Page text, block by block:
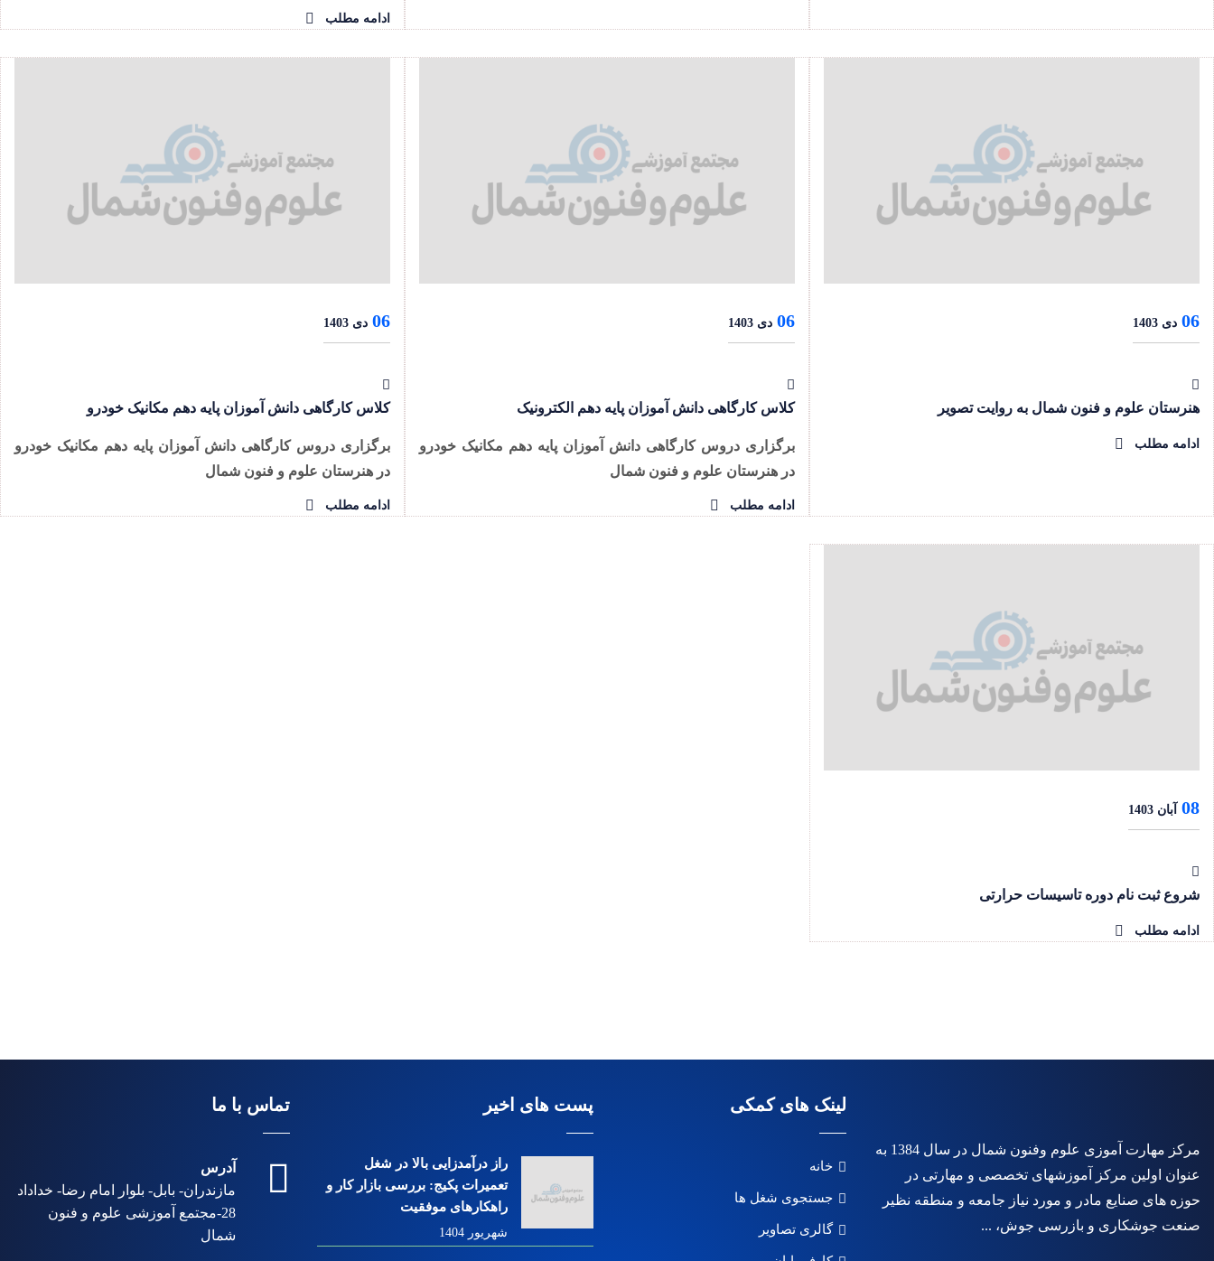
ادامه مطلب
06 دی 1403
هنرستان علوم و فنون شمال به روایت تصویر
ادامه مطلب
06 دی 1403
کلاس کارگاهی دانش آموزان پایه دهم الکترونیک
برگزاری دروس کارگاهی دانش آموزان پایه دهم مکانیک خودرو
در هنرستان علوم و فنون شمال
ادامه مطلب
06 دی 1403
کلاس کارگاهی دانش آموزان پایه دهم مکانیک خودرو
برگزاری دروس کارگاهی دانش آموزان پایه دهم مکانیک خودرو
در هنرستان علوم و فنون شمال
ادامه مطلب
08 آبان 1403
شروع ثبت نام دوره تاسیسات حرارتی
ادامه مطلب
مرکز مهارت آموزی علوم وفنون شمال در سال 1384 به
عنوان اولین مرکز آموزشهای تخصصی و مهارتی در
حوزه های صنایع مادر و مورد نیاز جامعه و منطقه نظیر
صنعت جوشکاری و بازرسی جوش، ...
لینک های کمکی
خانه
جستجوی شغل ها
گالری تصاویر
پست های اخیر
راز درآمدزایی بالا در شغل
تعمیرات پکیج: بررسی بازار کار و
راهکارهای موفقیت
شهریور 1404
تماس با ما
آدرس
مازندران- بابل- بلوار امام رضا- خداداد
28-مجتمع آموزشی علوم و فنون
شمال